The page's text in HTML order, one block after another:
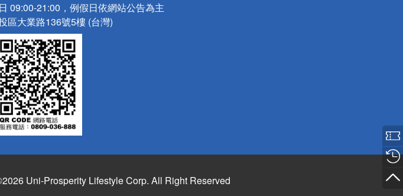
09:00-21:00，例假日依網站公告為主
區大業路136號5樓 (台灣)
Uni-Prosperity Lifestyle Corp. All Right Reserved